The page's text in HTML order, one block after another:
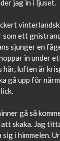
jag in i ljuset.
som ett
sjunger en
in under
luften är
gå upp för
gå så
skaka. Jag
i himmelen.